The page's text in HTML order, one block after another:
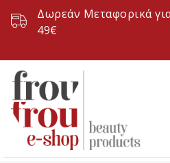
Δωρεάν Μεταφορικά
49€